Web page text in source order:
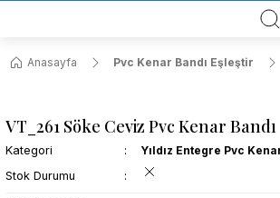
BÜTÜN ALIŞVERİŞLERİNİZDE
TÜRKİYE GENELİNDE 10.000 MÜŞTERİ
Anasayfa
Pvc Kenar Bandı Eşleştir
VT_261 Söke Ceviz Pvc Kenar Bandı
Kategori
Yıldız Entegre Pvc
Stok Durumu